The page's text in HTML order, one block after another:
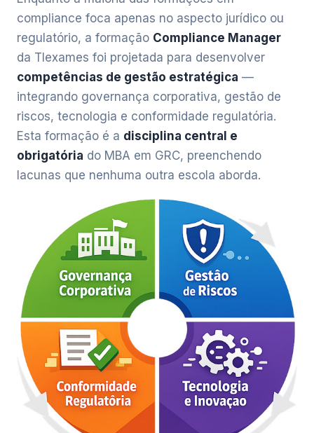
compliance foca apenas no aspecto jurídico ou
regulatório, a formação Compliance Manager
da TIexames foi projetada para desenvolver
competências de gestão estratégica —
integrando governança corporativa, gestão de
riscos, tecnologia e conformidade regulatória.
Esta formação é a disciplina central e
obrigatória do MBA em GRC, preenchendo
lacunas que nenhuma outra escola aborda.